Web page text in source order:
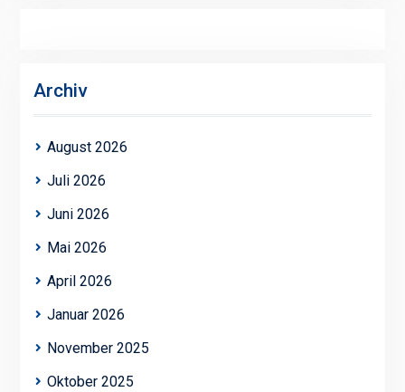
Archiv
August 2026
Juli 2026
Juni 2026
Mai 2026
April 2026
Januar 2026
November 2025
Oktober 2025